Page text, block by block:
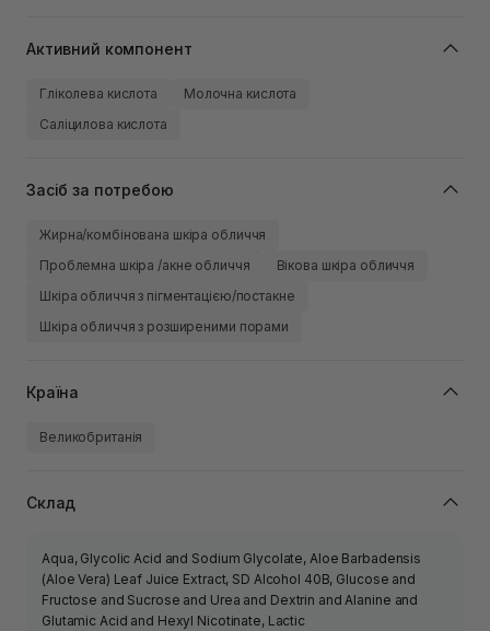
Активний компонент
Гліколева кислота
Молочна кислота
Саліцилова кислота
Засіб за потребою
Жирна/комбінована шкіра обличчя
Проблемна шкіра /акне обличчя
Вікова шкіра обличчя
Шкіра обличчя з пігментацією/постакне
Шкіра обличчя з розширеними порами
Країна
Великобританія
Склад
Aqua, Glycolic Acid and Sodium Glycolate, Aloe Barbadensis
(Aloe Vera) Leaf Juice Extract, SD Alcohol 40B, Glucose and
Fructose and Sucrose and Urea and Dextrin and Alanine and
Glutamic Acid and Hexyl Nicotinate, Lactic